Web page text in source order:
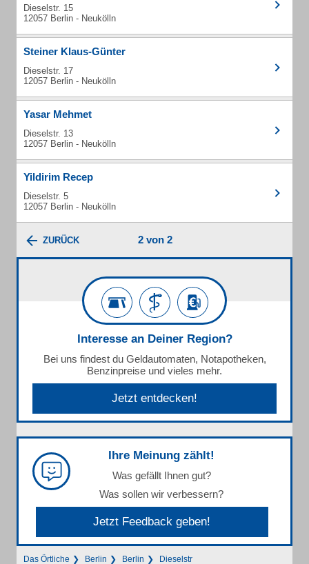
Dieselstr. 15
12057 Berlin - Neukölln
Steiner Klaus-Günter
Dieselstr. 17
12057 Berlin - Neukölln
Yasar Mehmet
Dieselstr. 13
12057 Berlin - Neukölln
Yildirim Recep
Dieselstr. 5
12057 Berlin - Neukölln
ZURÜCK 2 von 2
Interesse an Deiner Region?
Bei uns findest du Geldautomaten, Notapotheken,
Benzinpreise und vieles mehr.
Jetzt entdecken!
Ihre Meinung zählt!
Was gefällt Ihnen gut?
Was sollen wir verbessern?
Jetzt Feedback geben!
Das Örtliche Berlin Berlin Dieselstr